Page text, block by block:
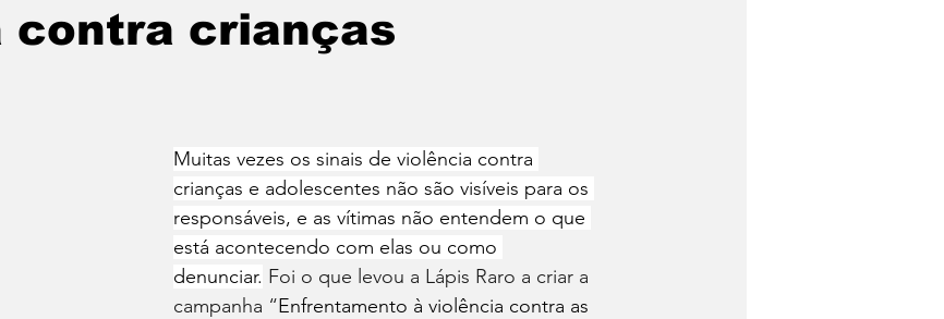
contra crianças
Muitas vezes os sinais de violência contra
crianças e adolescentes não são visíveis para os
responsáveis, e as vítimas não entendem o que
está acontecendo com elas ou como
denunciar. Foi o que levou a Lápis Raro a criar a
campanha “Enfrentamento à violência contra as